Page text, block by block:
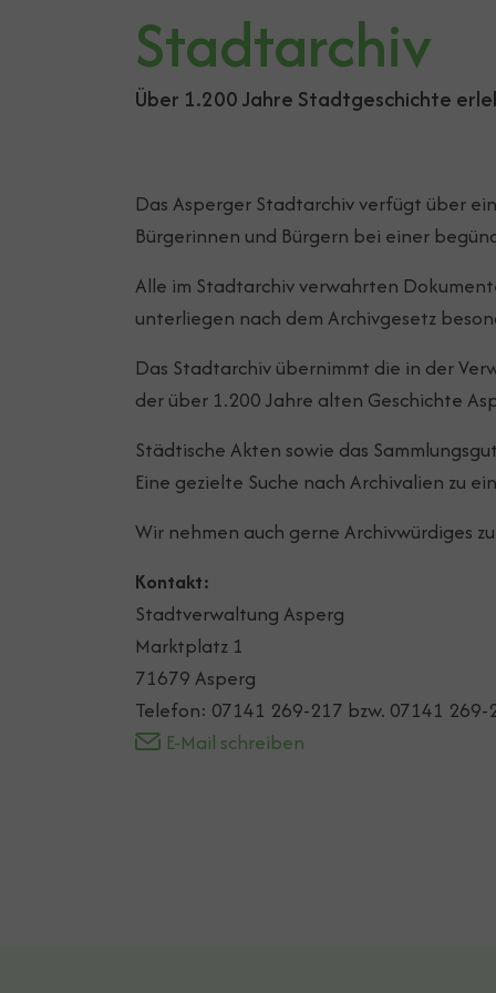
Stadtarchiv
Über 1.200 Jahre Stadtgeschichte
Das Asperger Stadtarchiv verfügt über
Bürgerinnen und Bürgern bei einer
Alle im Stadtarchiv verwahrten
unterliegen nach dem Archivgesetz
Das Stadtarchiv übernimmt die in der
der über 1.200 Jahre alten Geschichte
Städtische Akten sowie das
Eine gezielte Suche nach Archivalien zu
Wir nehmen auch gerne Archivwürdiges
Kontakt:
Stadtverwaltung Asperg
Marktplatz 1
71679 Asperg
Telefon: 07141 269-217 bzw. 07141 269-
E-Mail schreiben